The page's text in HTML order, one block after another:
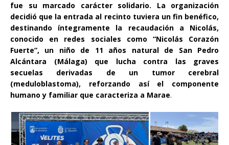
fue su marcado carácter solidario. La organización
decidió que la entrada al recinto tuviera un fin benéfico,
destinando íntegramente la recaudación a Nicolás,
conocido en redes sociales como “Nicolás Corazón
Fuerte”, un niño de 11 años natural de San Pedro
Alcántara (Málaga) que lucha contra las graves
secuelas derivadas de un tumor cerebral
(meduloblastoma), reforzando así el componente
humano y familiar que caracteriza a Marae.